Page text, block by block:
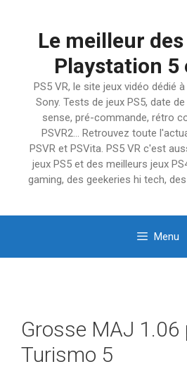
Le meilleur
Playstation 5
PS5 VR, le site jeux vidéo dédié
Sony. Tests de jeux PS5, date
sense, pré-commande, rétro
PSVR2… Retrouvez toute
PSVR et PSVita. PS5 VR c'est
jeux PS5 et des meilleurs jeux
gaming, des geekeries hi tech,
Menu
Grosse MAJ 1.06
Turismo 5